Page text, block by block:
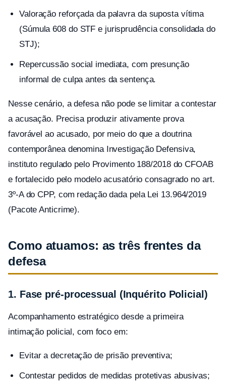
Valoração reforçada da palavra da suposta vítima
(Súmula 608 do STF e jurisprudência consolidada do
STJ);
Repercussão social imediata, com presunção
informal de culpa antes da sentença.
Nesse cenário, a defesa não pode se limitar a contestar
a acusação. Precisa produzir ativamente prova
favorável ao acusado, por meio do que a doutrina
contemporânea denomina Investigação Defensiva,
instituto regulado pelo Provimento 188/2018 do CFOAB
e fortalecido pelo modelo acusatório consagrado no art.
3º-A do CPP, com redação dada pela Lei 13.964/2019
(Pacote Anticrime).
Como atuamos: as três frentes da
defesa
1. Fase pré-processual (Inquérito Policial)
Acompanhamento estratégico desde a primeira
intimação policial, com foco em:
Evitar a decretação de prisão preventiva;
Contestar pedidos de medidas protetivas abusivas;